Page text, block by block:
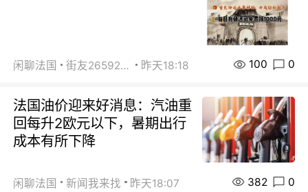
闲聊法国 街友26592800 昨天18:18 100 0
法国油价迎来好消息：汽油重
回每升2欧元以下，暑期出行
成本有所下降
闲聊法国 新闻我来找 昨天18:07 382 0